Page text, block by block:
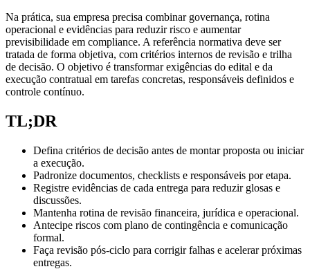
Na prática, sua empresa precisa combinar governança, rotina
operacional e evidências para reduzir risco e aumentar
previsibilidade em compliance. A referência normativa deve ser
tratada de forma objetiva, com critérios internos de revisão e trilha
de decisão. O objetivo é transformar exigências do edital e da
execução contratual em tarefas concretas, responsáveis definidos e
controle contínuo.
TL;DR
Defina critérios de decisão antes de montar proposta ou iniciar
a execução.
Padronize documentos, checklists e responsáveis por etapa.
Registre evidências de cada entrega para reduzir glosas e
discussões.
Mantenha rotina de revisão financeira, jurídica e operacional.
Antecipe riscos com plano de contingência e comunicação
formal.
Faça revisão pós-ciclo para corrigir falhas e acelerar próximas
entregas.